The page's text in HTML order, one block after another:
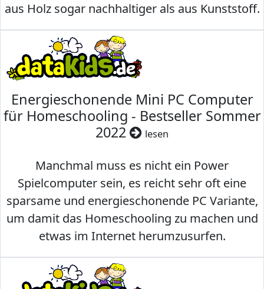
aus Holz sogar nachhaltiger als aus Kunststoff.
Energieschonende Mini PC Computer
für Homeschooling - Bestseller Sommer
2022
lesen
Manchmal muss es nicht ein Power
Spielcomputer sein, es reicht sehr oft eine
sparsame und energieschonende PC Variante,
um damit das Homeschooling zu machen und
etwas im Internet herumzusurfen.